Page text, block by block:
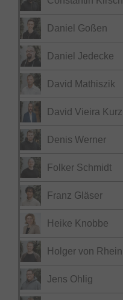
Daniel Goßen
Daniel Jedecke
David Mathiszik
David Vieira Kurz
Denis Werner
Folker Schmidt
Franz Gläser
Heike Knobbe
Holger von Rhein
Jens Ohlig